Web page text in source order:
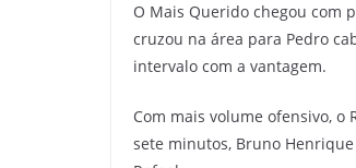
O Mais Querido chegou com
cruzou na área para Pedro
intervalo com a vantagem.
Com mais volume ofensivo,
sete minutos, Bruno